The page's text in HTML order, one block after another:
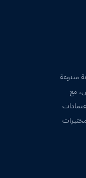
متنوعة
عن 4000 فحص، مع